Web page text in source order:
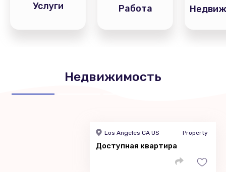
Услуги Работа
Недвижимость
Los Angeles CA US Property
Доступная квартира